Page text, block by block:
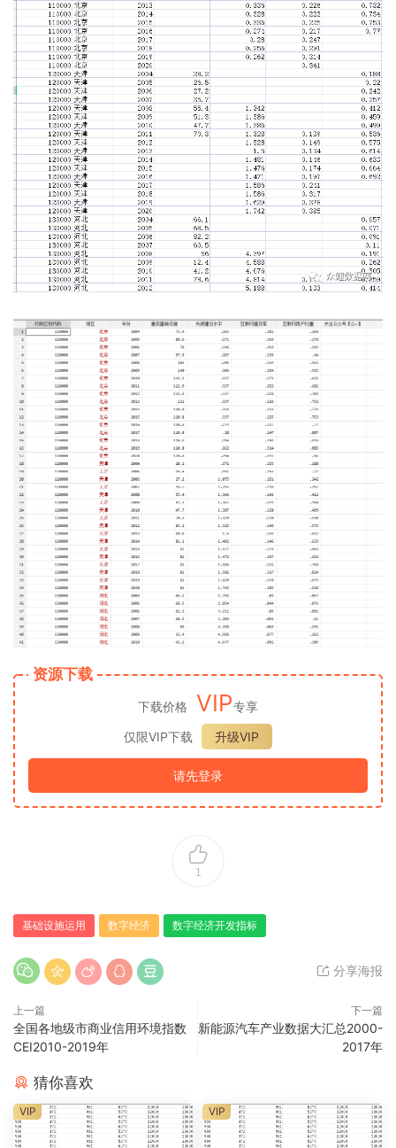
资源下载
下载价格 VIP专享
仅限VIP下载
升级VIP
请先登录
1
基础设施运用 数字经济 数字经济开发指标
分享海报
上一篇
全国各地级市商业信用环境指数
CEI2010-2019年
下一篇
新能源汽车产业数据大汇总2000-
2017年
猜你喜欢
VIP VIP